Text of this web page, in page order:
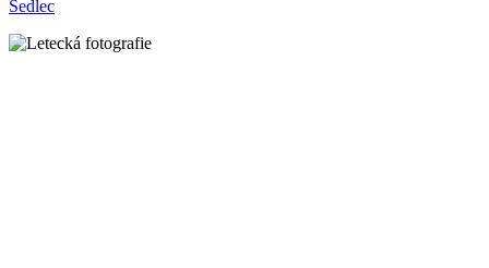
Sedlec